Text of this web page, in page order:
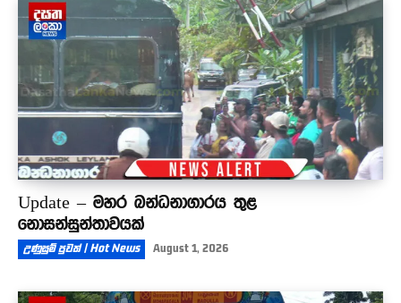
Update – මහර බන්ධනාගාරය තුළ
නොසන්සුන්තාවයක්
උණුසුම් පුවත් | Hot News August 1, 2026